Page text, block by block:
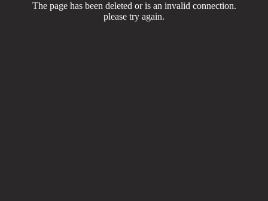
The page has been deleted or is an invalid connection.
please try again.